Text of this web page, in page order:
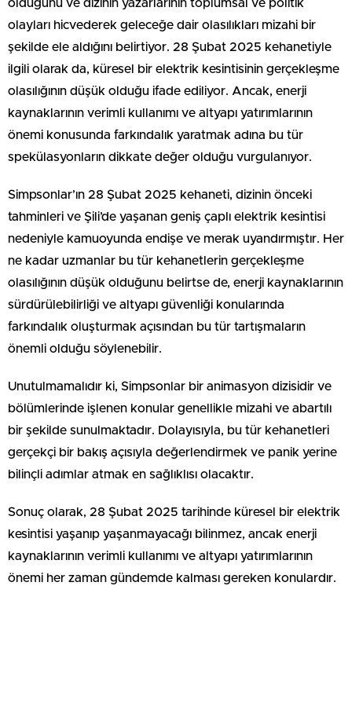
olduğunu ve dizinin yazarlarının toplumsal ve politik
olayları hicvederek geleceğe dair olasılıkları mizahi bir
şekilde ele aldığını belirtiyor. 28 Şubat 2025 kehanetiyle
ilgili olarak da, küresel bir elektrik kesintisinin gerçekleşme
olasılığının düşük olduğu ifade ediliyor. Ancak, enerji
kaynaklarının verimli kullanımı ve altyapı yatırımlarının
önemi konusunda farkındalık yaratmak adına bu tür
spekülasyonların dikkate değer olduğu vurgulanıyor.
Simpsonlar’ın 28 Şubat 2025 kehaneti, dizinin önceki
tahminleri ve Şili’de yaşanan geniş çaplı elektrik kesintisi
nedeniyle kamuoyunda endişe ve merak uyandırmıştır. Her
ne kadar uzmanlar bu tür kehanetlerin gerçekleşme
olasılığının düşük olduğunu belirtse de, enerji kaynaklarının
sürdürülebilirliği ve altyapı güvenliği konularında
farkındalık oluşturmak açısından bu tür tartışmaların
önemli olduğu söylenebilir.
Unutulmamalıdır ki, Simpsonlar bir animasyon dizisidir ve
bölümlerinde işlenen konular genellikle mizahi ve abartılı
bir şekilde sunulmaktadır. Dolayısıyla, bu tür kehanetleri
gerçekçi bir bakış açısıyla değerlendirmek ve panik yerine
bilinçli adımlar atmak en sağlıklısı olacaktır.
Sonuç olarak, 28 Şubat 2025 tarihinde küresel bir elektrik
kesintisi yaşanıp yaşanmayacağı bilinmez, ancak enerji
kaynaklarının verimli kullanımı ve altyapı yatırımlarının
önemi her zaman gündemde kalması gereken konulardır.